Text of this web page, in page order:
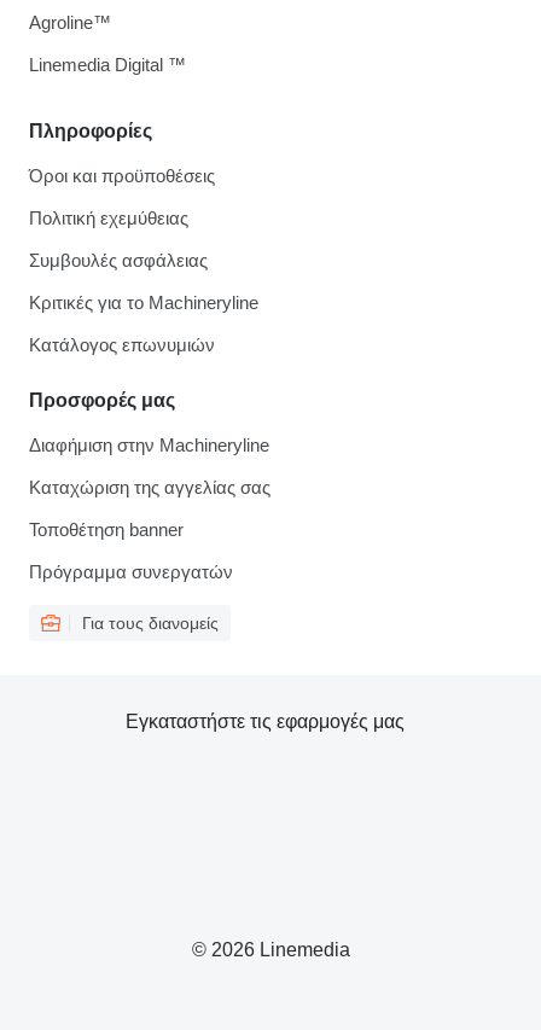
Πληροφορίες
Όροι και προϋποθέσεις
Πολιτική εχεμύθειας
Συμβουλές ασφάλειας
Κριτικές για το Machineryline
Κατάλογος επωνυμιών
Προσφορές μας
Διαφήμιση στην Machineryline
Καταχώριση της αγγελίας σας
Τοποθέτηση banner
Πρόγραμμα συνεργατών
Για τους διανομείς
Agroline™
Linemedia Digital ™
© 2026 Linemedia
Εγκαταστήστε τις εφαρμογές μας